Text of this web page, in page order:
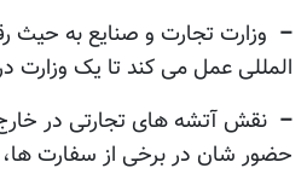
– وزارت تجارت و صنایع به حیث
المللی عمل می کند تا یک وزارت
– نقش آتشه های تجارتی در
حضور شان در برخی از سفارت